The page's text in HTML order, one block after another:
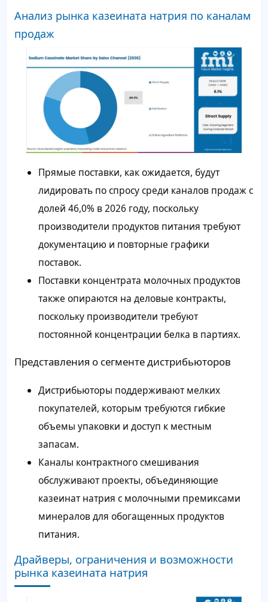
Анализ рынка казеината натрия по каналам
продаж
Прямые поставки, как ожидается, будут
лидировать по спросу среди каналов продаж с
долей 46,0% в 2026 году, поскольку
производители продуктов питания требуют
документацию и повторные графики
поставок.
Поставки концентрата молочных продуктов
также опираются на деловые контракты,
поскольку производители требуют
постоянной концентрации белка в партиях.
Представления о сегменте дистрибьюторов
Дистрибьюторы поддерживают мелких
покупателей, которым требуются гибкие
объемы упаковки и доступ к местным
запасам.
Каналы контрактного смешивания
обслуживают проекты, объединяющие
казеинат натрия с молочными премиксами
минералов для обогащенных продуктов
питания.
Драйверы, ограничения и возможности
рынка казеината натрия